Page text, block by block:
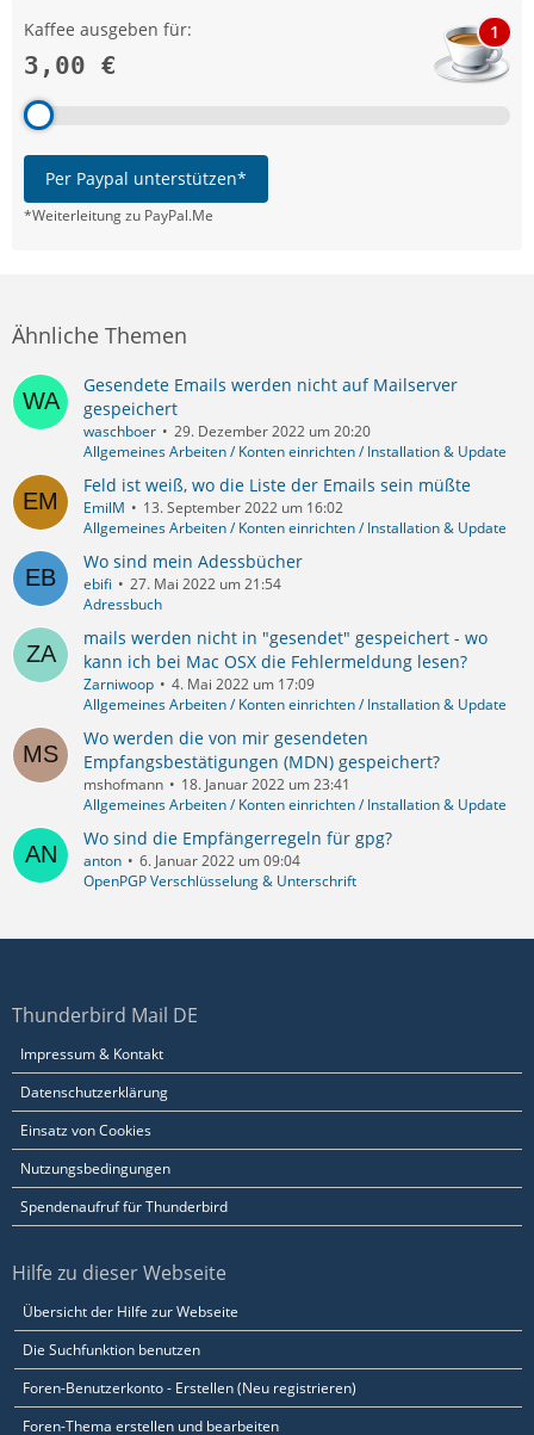
Kaffee ausgeben für:
3,00 €
1
Per Paypal unterstützen*
*Weiterleitung zu PayPal.Me
Ähnliche Themen
Gesendete Emails werden nicht auf Mailserver
gespeichert
waschboer
29. Dezember 2022 um 20:20
Allgemeines Arbeiten / Konten einrichten / Installation & Update
Feld ist weiß, wo die Liste der Emails sein müßte
EmilM
13. September 2022 um 16:02
Allgemeines Arbeiten / Konten einrichten / Installation & Update
Wo sind mein Adessbücher
ebifi
27. Mai 2022 um 21:54
Adressbuch
mails werden nicht in "gesendet" gespeichert - wo
kann ich bei Mac OSX die Fehlermeldung lesen?
Zarniwoop
4. Mai 2022 um 17:09
Allgemeines Arbeiten / Konten einrichten / Installation & Update
Wo werden die von mir gesendeten
Empfangsbestätigungen (MDN) gespeichert?
mshofmann
18. Januar 2022 um 23:41
Allgemeines Arbeiten / Konten einrichten / Installation & Update
Wo sind die Empfängerregeln für gpg?
anton
6. Januar 2022 um 09:04
OpenPGP Verschlüsselung & Unterschrift
Thunderbird Mail DE
Impressum & Kontakt
Datenschutzerklärung
Einsatz von Cookies
Nutzungsbedingungen
Spendenaufruf für Thunderbird
Hilfe zu dieser Webseite
Übersicht der Hilfe zur Webseite
Die Suchfunktion benutzen
Foren-Benutzerkonto - Erstellen (Neu registrieren)
Foren-Thema erstellen und bearbeiten